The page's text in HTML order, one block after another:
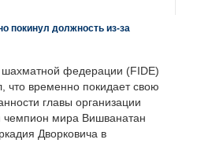
покинул должность из-за
федерации (FIDE)
что временно покидает свою
главы организации
чемпион мира Вишванатан
Дворковича в